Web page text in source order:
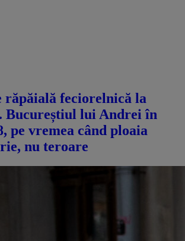
răpăială feciorelnică la
Bucureștiul lui Andrei în
pe vremea când ploaia
nu teroare